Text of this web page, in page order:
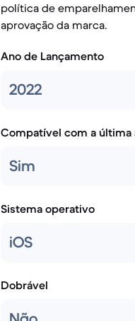
política de
aprovação da marca.
Ano de Lançamento
2022
Compatível com a última
Sim
Sistema operativo
iOS
Dobrável